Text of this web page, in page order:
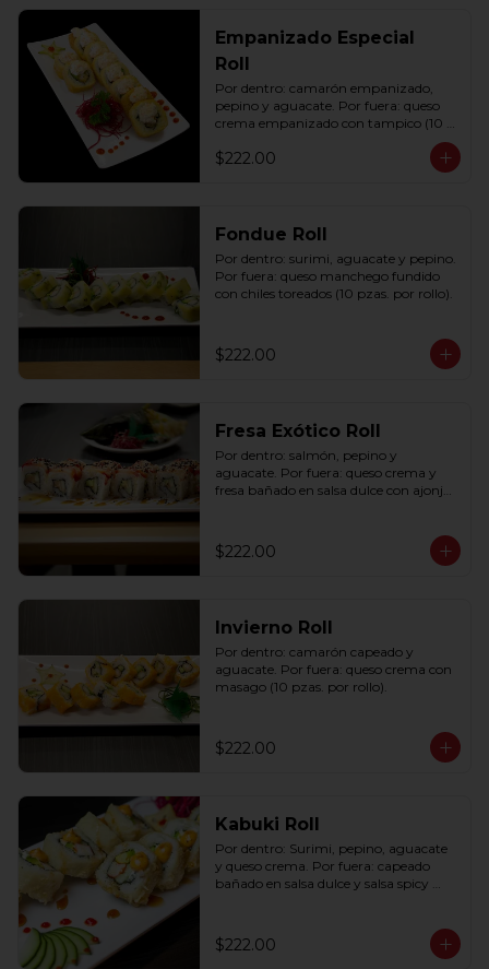
Empanizado Especial
Roll
Por dentro: camarón empanizado,
pepino y aguacate. Por fuera: queso
crema empanizado con tampico (10
$222.00
Fondue Roll
Por dentro: surimi, aguacate y pepino.
Por fuera: queso manchego fundido
con chiles toreados (10 pzas. por rollo).
$222.00
Fresa Exótico Roll
Por dentro: salmón, pepino y
aguacate. Por fuera: queso crema y
fresa bañado en salsa dulce con ajonjolí
$222.00
Invierno Roll
Por dentro: camarón capeado y
aguacate. Por fuera: queso crema con
masago (10 pzas. por rollo).
$222.00
Kabuki Roll
Por dentro: Surimi, pepino, aguacate
y queso crema. Por fuera: capeado
bañado en salsa dulce y salsa spicy
$222.00